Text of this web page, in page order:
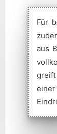
Für
aus